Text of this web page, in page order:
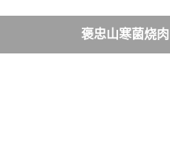
褒忠山寒菌烧肉